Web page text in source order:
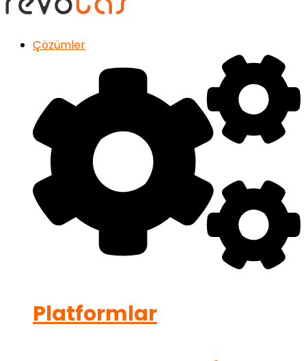
Çözümler
Platformlar